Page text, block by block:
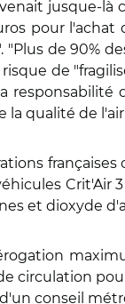
jusque-là
pour l'achat
"Plus de 90%
de
responsabilité
qualité de
Crit'Air
et dioxyde
circulation
conseil